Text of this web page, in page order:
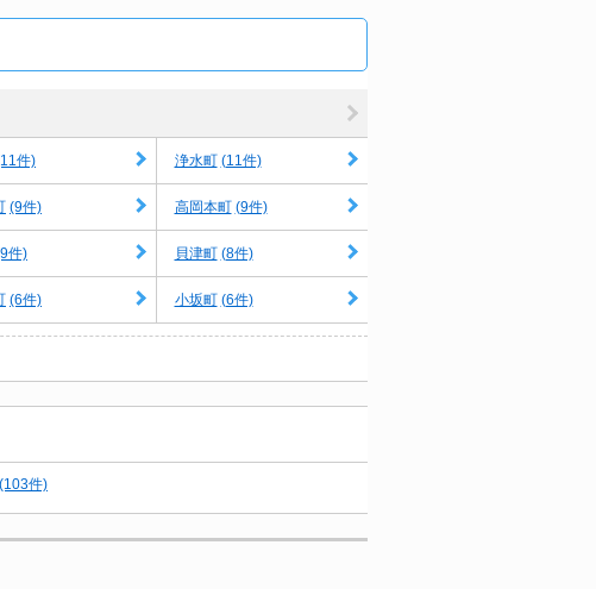
件) 浄水町 (11件)
(9件) 高岡本町 (9件)
件) 貝津町 (8件)
(6件) 小坂町 (6件)
件)